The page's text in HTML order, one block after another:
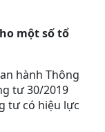
một số tổ
hành Thông
tư 30/2019
tư có hiệu lực